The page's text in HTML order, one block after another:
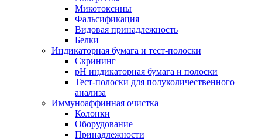
Микотоксины
Фальсификация
Видовая принадлежность
Белки
Индикаторная бумага и тест-полоски
Скрининг
pH индикаторная бумага и полоски
Тест-полоски для полуколичественного
анализа
Иммуноаффинная очистка
Колонки
Оборудование
Принадлежности